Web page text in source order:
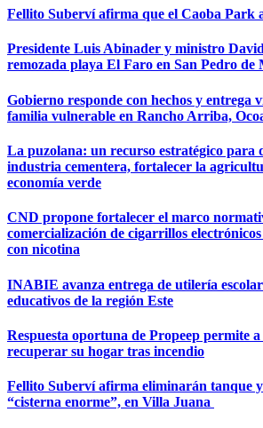
Fellito Suberví afirma que el Caoba Park
Presidente Luis Abinader y ministro
remozada playa El Faro en San Pedro de
Gobierno responde con hechos y entrega
familia vulnerable en Rancho Arriba,
La puzolana: un recurso estratégico para
industria cementera, fortalecer la
economía verde
CND propone fortalecer el marco
comercialización de cigarrillos
con nicotina
INABIE avanza entrega de utilería
educativos de la región Este
Respuesta oportuna de Propeep permite
recuperar su hogar tras incendio
Fellito Suberví afirma eliminarán tanque
“cisterna enorme”, en Villa Juana